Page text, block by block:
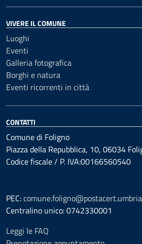
VIVERE IL COMUNE
Luoghi
Eventi
Galleria fotografica
Borghi e natura
Eventi ricorrenti in città
CONTATTI
Comune di Foligno
Piazza della Repubblica, 10, 06034
Codice fiscale / P. IVA:00166560540
PEC:
Centralino unico: 0742330001
Leggi le FAQ